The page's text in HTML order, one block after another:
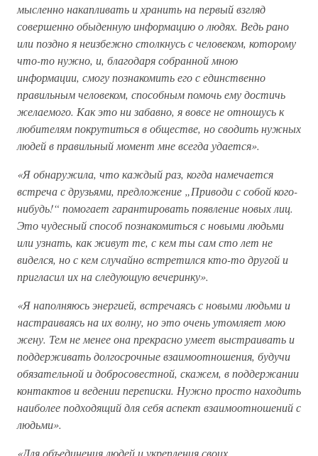
мысленно накапливать и хранить на первый взгляд
совершенно обыденную информацию о людях. Ведь рано
или поздно я неизбежно столкнусь с человеком, которому
что-то нужно, и, благодаря собранной мною
информации, смогу познакомить его с единственно
правильным человеком, способным помочь ему достичь
желаемого. Как это ни забавно, я вовсе не отношусь к
любителям покрутиться в обществе, но сводить нужных
людей в правильный момент мне всегда удается».
«Я обнаружила, что каждый раз, когда намечается
встреча с друзьями, предложение „Приводи с собой кого-
нибудь!“ помогает гарантировать появление новых лиц.
Это чудесный способ познакомиться с новыми людьми
или узнать, как живут те, с кем ты сам сто лет не
виделся, но с кем случайно встретился кто-то другой и
пригласил их на следующую вечеринку».
«Я наполняюсь энергией, встречаясь с новыми людьми и
настраиваясь на их волну, но это очень утомляет мою
жену. Тем не менее она прекрасно умеет выстраивать и
поддерживать долгосрочные взаимоотношения, будучи
обязательной и добросовестной, скажем, в поддержании
контактов и ведении переписки. Нужно просто находить
наиболее подходящий для себя аспект взаимоотношений с
людьми».
«Для объединения людей и укрепления своих